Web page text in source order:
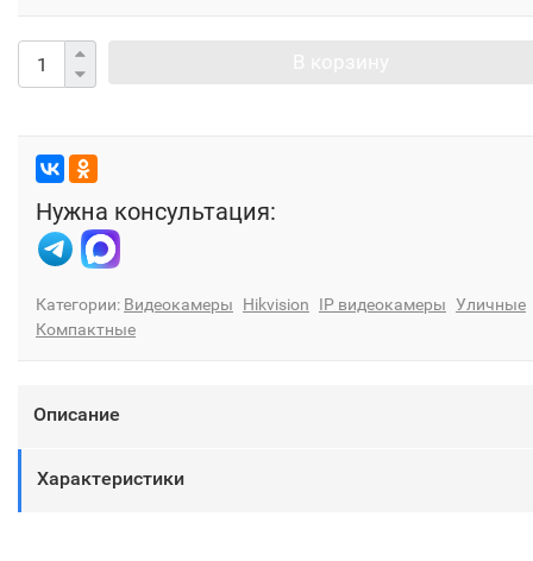
Нужна консультация:
Категории: Видеокамеры Hikvision IP видеокамеры Уличные
Компактные
Описание
Характеристики